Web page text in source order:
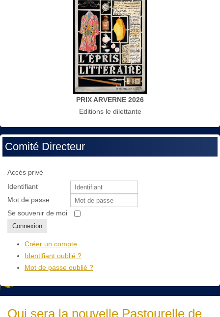
PRIX ARVERNE 2026
Editions le dilettante
Comité Directeur
Accès privé
Identifiant
Mot de passe
Se souvenir de moi
Connexion
Créer un compte
Identifiant oublié ?
Mot de passe oublié ?
Qui sera la nouvelle Pastourelle de